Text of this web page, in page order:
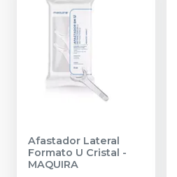
Afastador Lateral
Formato U Cristal -
MAQUIRA